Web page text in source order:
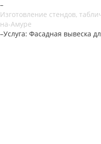
–
Изготовление стендов,
на-Амуре
–Услуга: Фасадная вывеска